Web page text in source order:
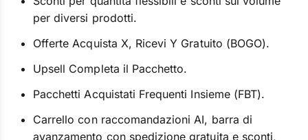
per diversi prodotti.
Offerte Acquista X, Ricevi Y Gratuito (BOGO).
Upsell Completa il Pacchetto.
Pacchetti Acquistati Frequenti Insieme (FBT).
Carrello con raccomandazioni AI, barra di
avanzamento con spedizione gratuita e sconti,